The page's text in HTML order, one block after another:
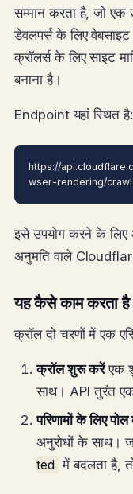
सम्मान करता है, जो एक
डेवलपर्स के लिए
क्रॉलर्स के लिए साइट
बनाना है।
Endpoint यहां स्थित है:
https://
wser-rendering/crawl
इसे उपयोग करने के
अनुमति वाले
यह कैसे काम करता है
क्रॉल दो चरणों में एक
क्रॉल शुरू करेंएक
साथ। API तुरंत एक
परिणामों के लिए
अनुरोधों के साथ।
ted में बदलता है,